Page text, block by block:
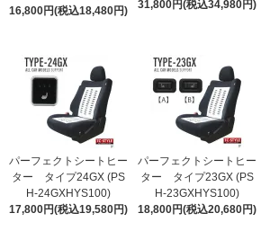
16,800円(税込18,480円)
31,800円(税込34,980円)
パーフェクトシートヒー
ター タイプ24GX (PS
H-24GXHYS100)
17,800円(税込19,580円)
パーフェクトシートヒー
ター タイプ23GX (PS
H-23GXHYS100)
18,800円(税込20,680円)